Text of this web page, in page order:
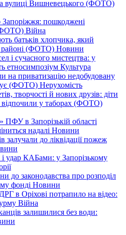
вулиці Вишневецького (ФОТО)
Запоріжжя: пошкоджені
(ФОТО) Війна
батьків хлопчика, який
районі (ФОТО) Новини
і сучасного мистецтва: у
етносимпозіум Культура
на приватизацію недобудовану
(ФОТО) Нерухомість
творчості й нових друзів: діти
відпочили у таборах (ФОТО)
ПФУ в Запорізькій області
надалі Новини
залучали до ліквідації пожеж
і удар КАБами: у Запорізькому
до законодавства про розподіл
фонді Новини
в Оріхові потрапило на відео:
Війна
залишилися без води: